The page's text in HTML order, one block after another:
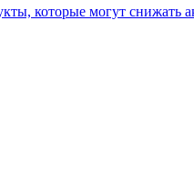
которые могут снижать